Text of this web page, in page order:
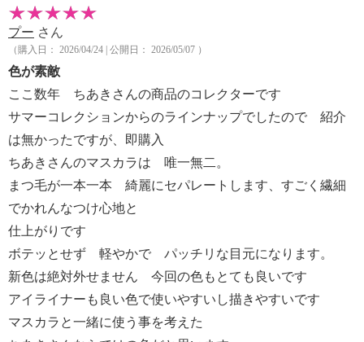
プー さん
（購入日： 2026/04/24 | 公開日： 2026/05/07 ）
色が素敵
ここ数年 ちあきさんの商品のコレクターです
サマーコレクションからのラインナップでしたので 紹介
は無かったですが、即購入
ちあきさんのマスカラは 唯一無二。
まつ毛が一本一本 綺麗にセパレートします、すごく繊細
でかれんなつけ心地と
仕上がりです
ボテッとせず 軽やかで パッチリな目元になります。
新色は絶対外せません 今回の色もとても良いです
アイライナーも良い色で使いやすいし描きやすいです
マスカラと一緒に使う事を考えた